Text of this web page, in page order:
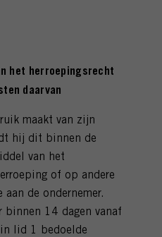
het herroepingsrecht
daarvan
maakt van zijn
hij dit binnen de
van het
of op andere
de ondernemer.
binnen 14 dagen vanaf
lid 1 bedoelde